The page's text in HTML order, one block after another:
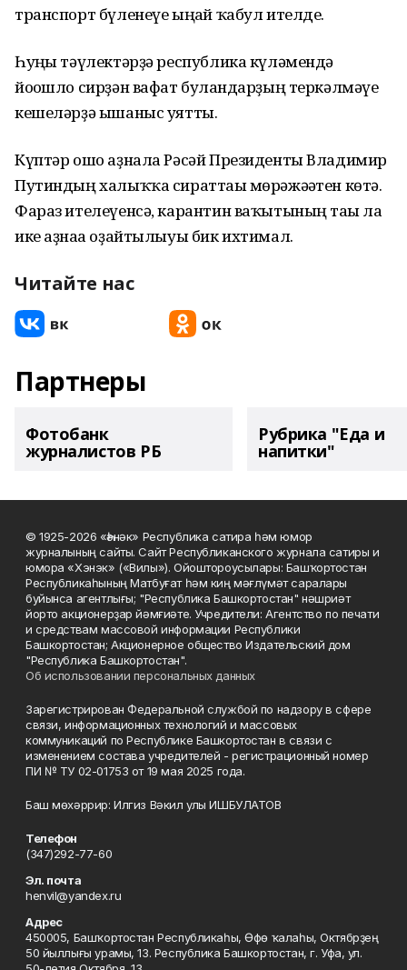
транспорт бүленеүе ыңғай ҡабул ителде.
Һуңғы тәүлектәрҙә республика күләмендә
йоғошло сирҙән вафат булғандарҙың теркәлмәүе
кешеләрҙә ышаныс уятты.
Күптәр ошо аҙнала Рәсәй Президенты Владимир
Путиндың халыҡҡа сираттағы мөрәжәғәтен көтә.
Фараз ителеүенсә, карантин ваҡытының тағы ла
ике аҙнаға оҙайтылыуы бик ихтимал.
Читайте нас
Партнеры
Фотобанк
журналистов РБ
Рубрика "Еда и
напитки"
© 1925-2026 «Һәнәк» Республика сатира һәм юмор
журналының сайты. Сайт Республиканского журнала сатиры и
юмора «Хэнэк» («Вилы»). Ойоштороусылары: Башҡортостан
Республикаһының Матбуғат һәм киң мәғлүмәт саралары
буйынса агентлығы; "Республика Башкортостан" нәшриәт
йорто акционерҙар йәмғиәте. Учредители: Агентство по печати
и средствам массовой информации Республики
Башкортостан; Акционерное общество Издательский дом
"Республика Башкортостан".
Об использовании персональных данных
Зарегистрирован Федеральной службой по надзору в сфере
связи, информационных технологий и массовых
коммуникаций по Республике Башкортостан в связи с
изменением состава учредителей - регистрационный номер
ПИ № ТУ 02-01753 от 19 мая 2025 года.
Баш мөхәррир: Илгиз Вәкил улы ИШБУЛАТОВ
Телефон
(347)292-77-60
Эл. почта
henvil@yandex.ru
Адрес
450005, Башҡортостан Республикаһы, Өфө ҡалаһы, Октябрҙең
50 йыллығы урамы, 13. Республика Башкортостан, г. Уфа, ул.